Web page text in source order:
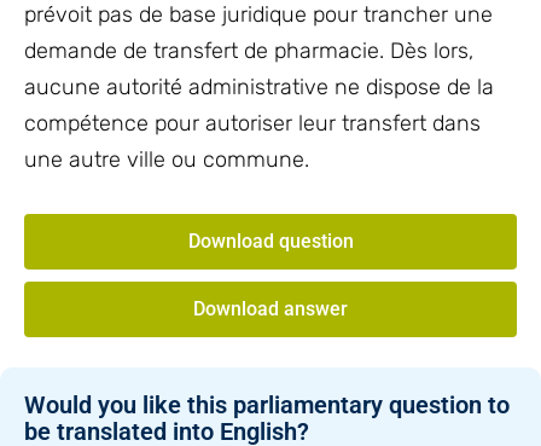
prévoit pas de base juridique pour trancher une
demande de transfert de pharmacie. Dès lors,
aucune autorité administrative ne dispose de la
compétence pour autoriser leur transfert dans
une autre ville ou commune.
Download question
Download answer
Would you like this parliamentary question to
be translated into English?